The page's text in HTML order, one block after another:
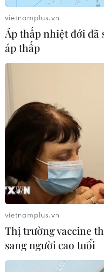
Lâm Đồng: Khu
đêm đầu tiên của
29/12/2023 14:46
Khu ẩm thực có trên 50
hàng ẩm thực là các
số địa phương trong
của nước ngoài.
vietnamplus.vn
Áp thấp nhiệt đới đã
áp thấp
vietnamplus.vn
Thị trường vaccine
sang người cao tuổi